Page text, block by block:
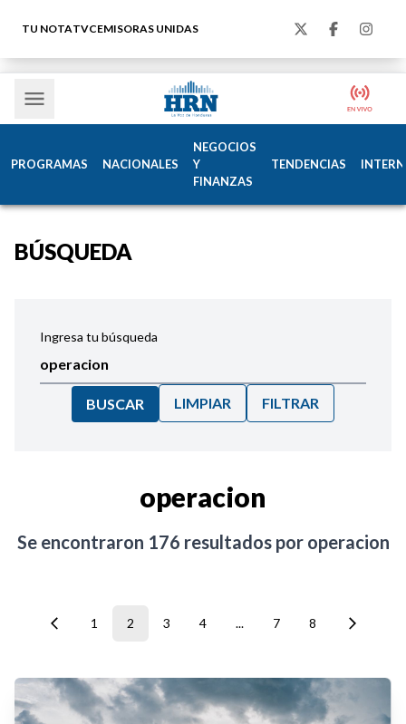
TU NOTATVCEMISORAS UNIDAS
PROGRAMAS NACIONALES
NEGOCIOS
Y
FINANZAS
TENDENCIAS
BÚSQUEDA
Ingresa tu búsqueda
BUSCAR LIMPIAR FILTRAR
operacion
Se encontraron 176 resultados por operacion
1 2 3 4 ... 7 8